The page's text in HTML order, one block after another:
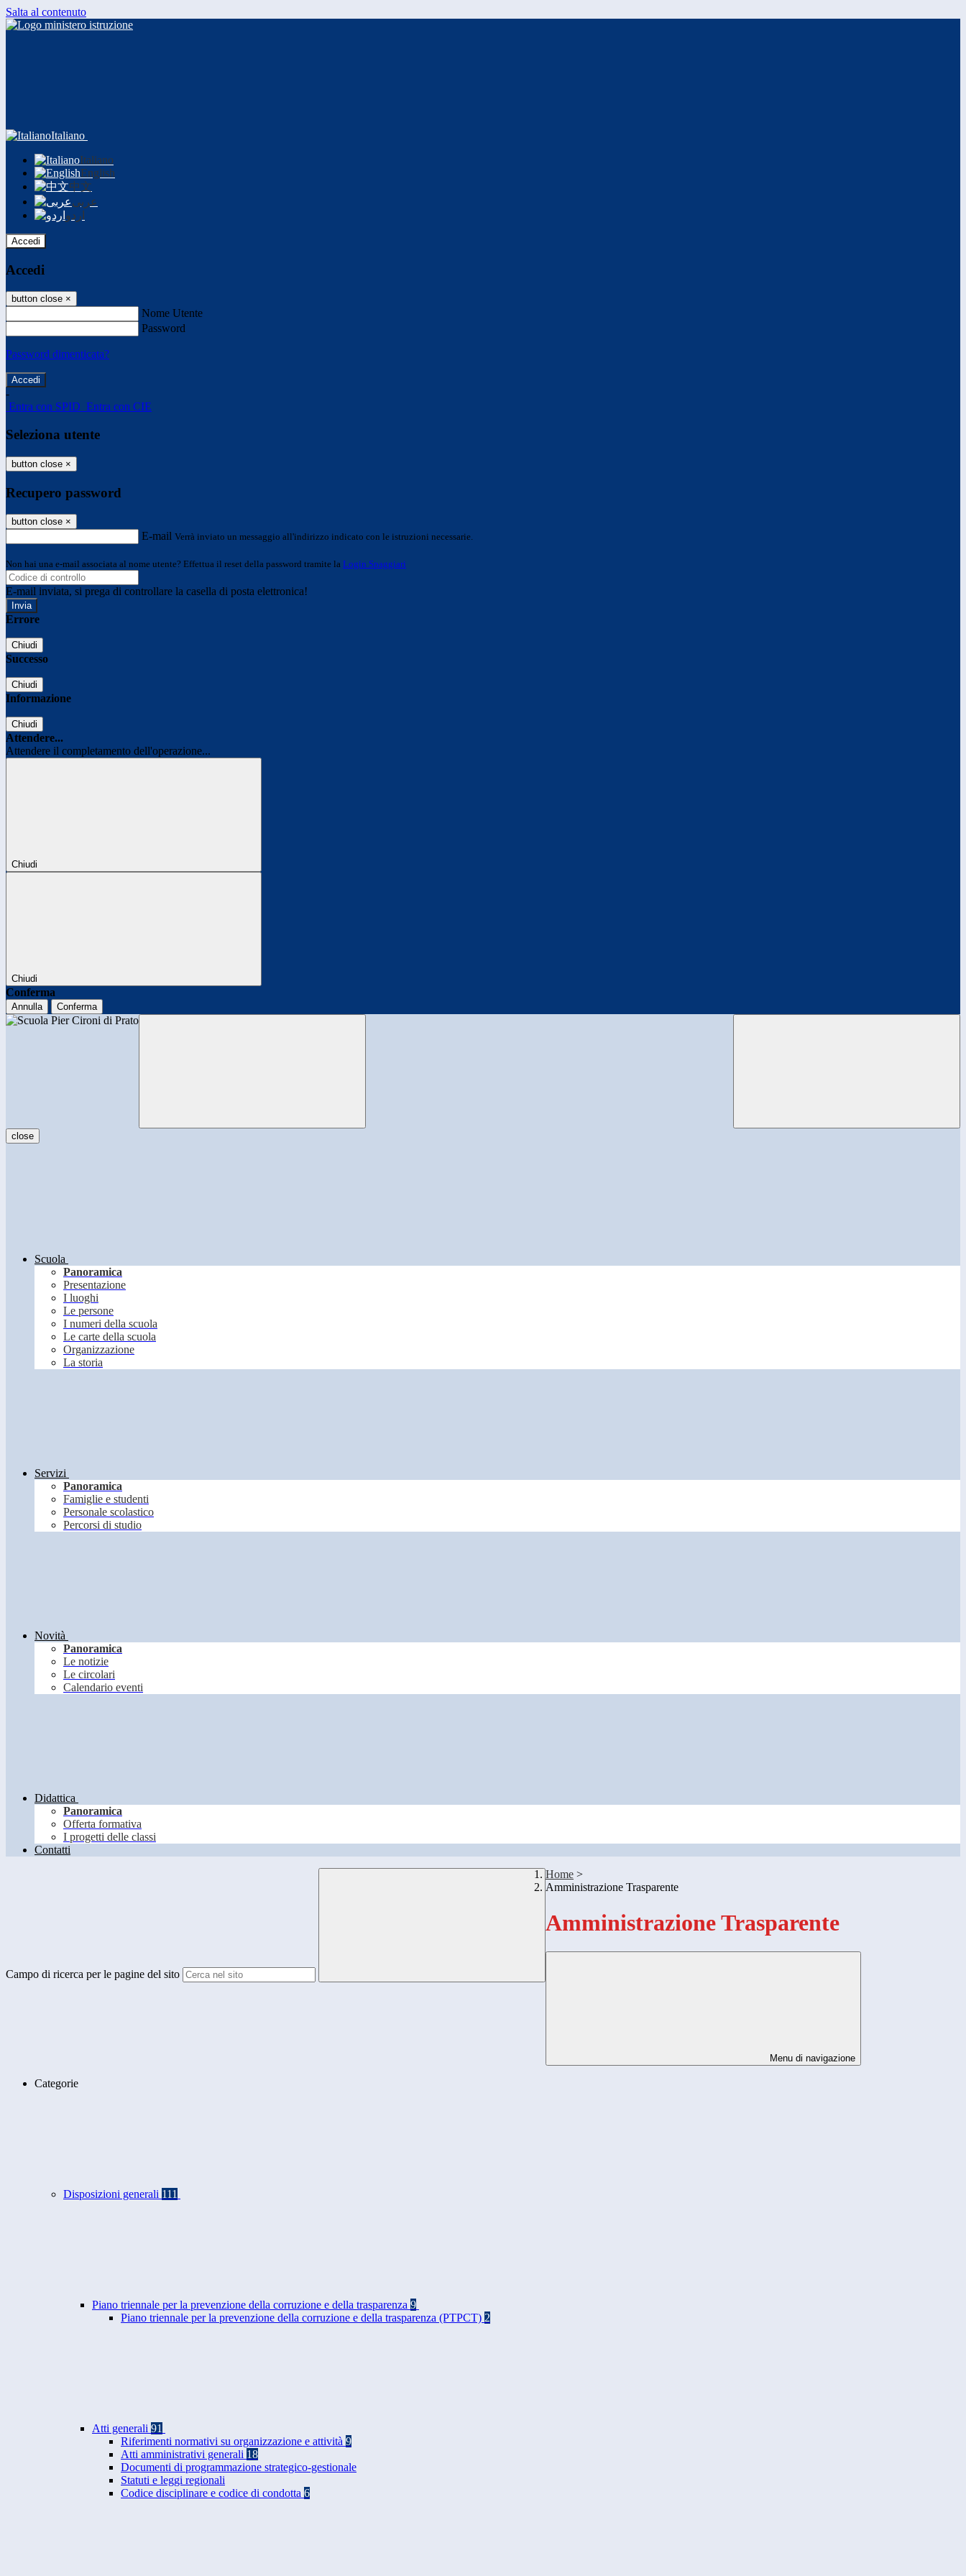
Salta al contenuto
Italiano
Italiano
English
中文
عربى
اردو
Accedi
Accedi
button close ×
Nome Utente
Password
Password dimenticata?
-
Entra con SPID Entra con CIE
Seleziona utente
button close ×
Recupero password
button close ×
E-mail Verrà inviato un messaggio all'indirizzo indicato con le istruzioni necessarie.
Non hai una e-mail associata al nome utente? Effettua il reset della password tramite la Login Spaggiari
E-mail inviata, si prega di controllare la casella di posta elettronica!
Errore
Chiudi
Successo
Chiudi
Informazione
Chiudi
Attendere...
Attendere il completamento dell'operazione...
Chiudi
Chiudi
Conferma
Annulla Conferma
close
Scuola
Panoramica
Presentazione
I luoghi
Le persone
I numeri della scuola
Le carte della scuola
Organizzazione
La storia
Servizi
Panoramica
Famiglie e studenti
Personale scolastico
Percorsi di studio
Novità
Panoramica
Le notizie
Le circolari
Calendario eventi
Didattica
Panoramica
Offerta formativa
I progetti delle classi
Contatti
Campo di ricerca per le pagine del sito
Home >
Amministrazione Trasparente
Amministrazione Trasparente
Menu di navigazione
Categorie
Disposizioni generali 111
Piano triennale per la prevenzione della corruzione e della trasparenza 9
Piano triennale per la prevenzione della corruzione e della trasparenza (PTPCT) 2
Atti generali 91
Riferimenti normativi su organizzazione e attività 9
Atti amministrativi generali 18
Documenti di programmazione strategico-gestionale
Statuti e leggi regionali
Codice disciplinare e codice di condotta 6